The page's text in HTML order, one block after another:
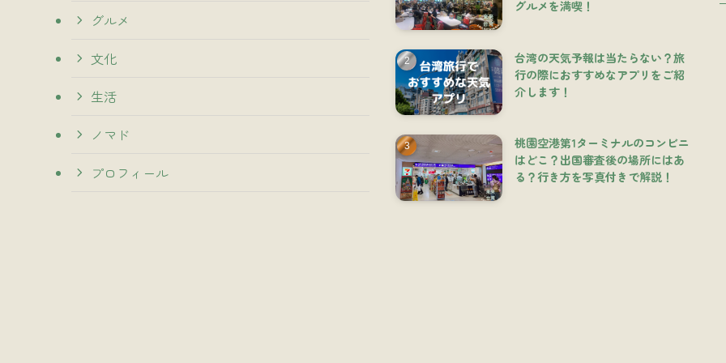
グルメ
文化
生活
ノマド
プロフィール
グルメを満喫！
台湾の天気予報は当たらない？旅
行の際におすすめなアプリをご紹
介します！
桃園空港第1ターミナルのコンビニ
はどこ？出国審査後の場所にはあ
る？行き方を写真付きで解説！